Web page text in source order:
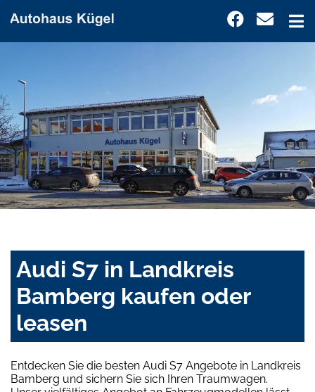
Audi S7 in Landkreis
Bamberg kaufen oder
leasen
Entdecken Sie die besten Audi S7 Angebote in Landkreis
Bamberg und sichern Sie sich Ihren Traumwagen.